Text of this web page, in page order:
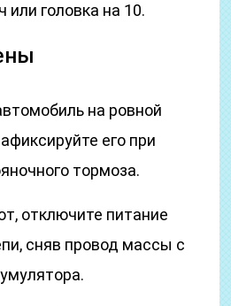
или головка на 10.
на ровной
его при
тормоза.
отключите питание
сняв провод массы с